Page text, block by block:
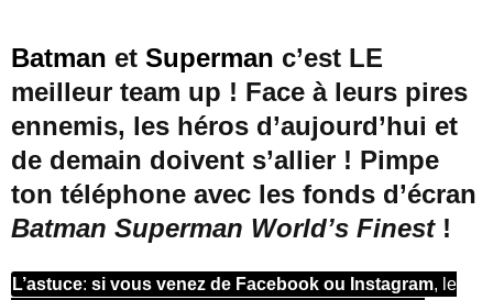
Batman et Superman c’est LE
meilleur team up ! Face à leurs pires
ennemis, les héros d’aujourd’hui et
de demain doivent s’allier ! Pimpe
ton téléphone avec les fonds d’écran
Batman Superman World’s Finest!
L’astuce: si vous venez de Facebook ou Instagram, le